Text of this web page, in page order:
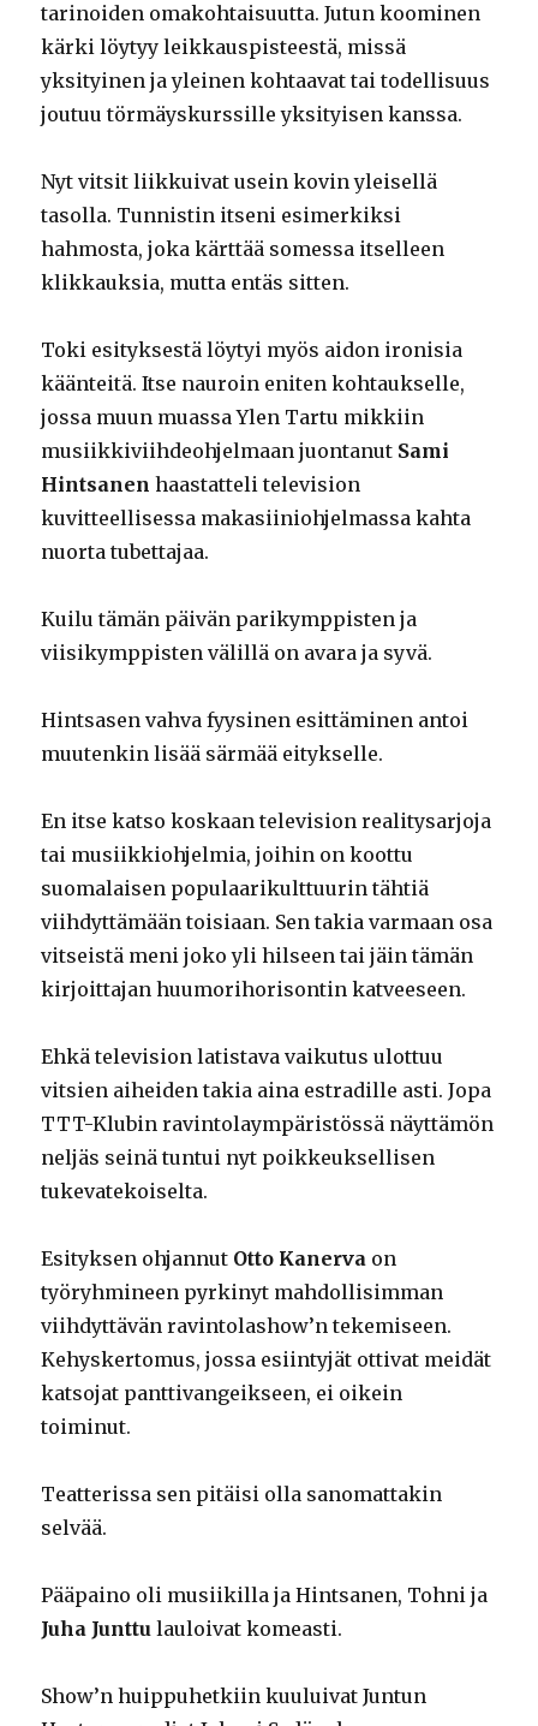
tarinoiden omakohtaisuutta. Jutun koominen
kärki löytyy leikkauspisteestä, missä
yksityinen ja yleinen kohtaavat tai todellisuus
joutuu törmäyskurssille yksityisen kanssa.
Nyt vitsit liikkuivat usein kovin yleisellä
tasolla. Tunnistin itseni esimerkiksi
hahmosta, joka kärttää somessa itselleen
klikkauksia, mutta entäs sitten.
Toki esityksestä löytyi myös aidon ironisia
käänteitä. Itse nauroin eniten kohtaukselle,
jossa muun muassa Ylen Tartu mikkiin
musiikkiviihdeohjelmaan juontanut Sami
Hintsanen haastatteli television
kuvitteellisessa makasiiniohjelmassa kahta
nuorta tubettajaa.
Kuilu tämän päivän parikymppisten ja
viisikymppisten välillä on avara ja syvä.
Hintsasen vahva fyysinen esittäminen antoi
muutenkin lisää särmää eitykselle.
En itse katso koskaan television realitysarjoja
tai musiikkiohjelmia, joihin on koottu
suomalaisen populaarikulttuurin tähtiä
viihdyttämään toisiaan. Sen takia varmaan osa
vitseistä meni joko yli hilseen tai jäin tämän
kirjoittajan huumorihorisontin katveeseen.
Ehkä television latistava vaikutus ulottuu
vitsien aiheiden takia aina estradille asti. Jopa
TTT-Klubin ravintolaympäristössä näyttämön
neljäs seinä tuntui nyt poikkeuksellisen
tukevatekoiselta.
Esityksen ohjannut Otto Kanerva on
työryhmineen pyrkinyt mahdollisimman
viihdyttävän ravintolashow’n tekemiseen.
Kehyskertomus, jossa esiintyjät ottivat meidät
katsojat panttivangeikseen, ei oikein
toiminut.
Teatterissa sen pitäisi olla sanomattakin
selvää.
Pääpaino oli musiikilla ja Hintsanen, Tohni ja
Juha Junttu lauloivat komeasti.
Show’n huippuhetkiin kuuluivat Juntun